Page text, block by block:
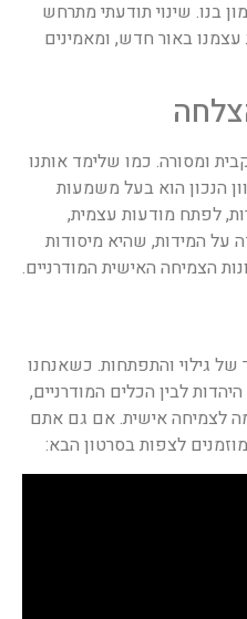
בנו. שינוי תודעתי מתרחש
באור חדש, ומאמינים
ומסורה. כמו שלימד אותנו
הנכון הוא בעל משמעות
לפתח מודעות עצמית,
על המידות, שהיא מיסודות
הצמיחה האישית המודרניים.
גילוי והתפתחות. כשאנחנו
לבין הכלים המודרניים,
לצמיחה אישית. אם גם אתם
לצפות בסרטון הבא: